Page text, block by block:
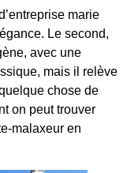
marie
Le second,
avec une
mais il relève
chose de
on peut trouver
malaxeur en